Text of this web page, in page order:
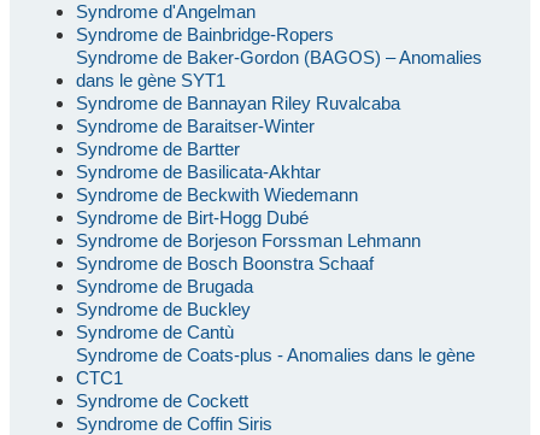
Syndrome d'Angelman
Syndrome de Bainbridge-Ropers
Syndrome de Baker-Gordon (BAGOS) – Anomalies
dans le gène SYT1
Syndrome de Bannayan Riley Ruvalcaba
Syndrome de Baraitser-Winter
Syndrome de Bartter
Syndrome de Basilicata-Akhtar
Syndrome de Beckwith Wiedemann
Syndrome de Birt-Hogg Dubé
Syndrome de Borjeson Forssman Lehmann
Syndrome de Bosch Boonstra Schaaf
Syndrome de Brugada
Syndrome de Buckley
Syndrome de Cantù
Syndrome de Coats-plus - Anomalies dans le gène
CTC1
Syndrome de Cockett
Syndrome de Coffin Siris